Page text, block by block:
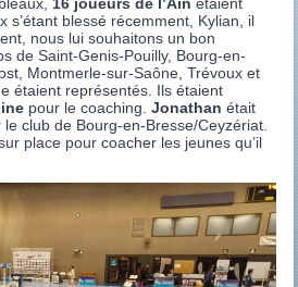
s’étant blessé récemment, Kylian, il
nous lui souhaitons un bon
de Saint-Genis-Pouilly, Bourg-en-
Montmerle-sur-Saône, Trévoux et
étaient représentés. Ils étaient
pour le coaching.Jonathan était
club de Bourg-en-Bresse/Ceyzériat.
place pour coacher les jeunes qu’il